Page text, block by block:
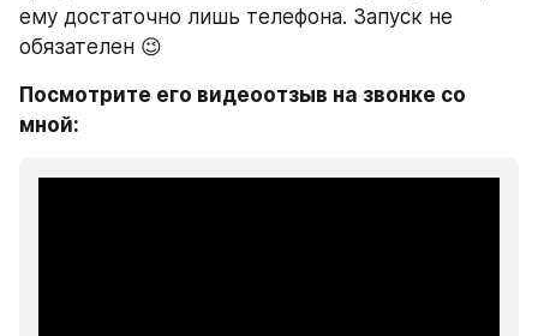
ему достаточно лишь телефона. Запуск не
обязателен 😉
Посмотрите его видеоотзыв на звонке со
мной: